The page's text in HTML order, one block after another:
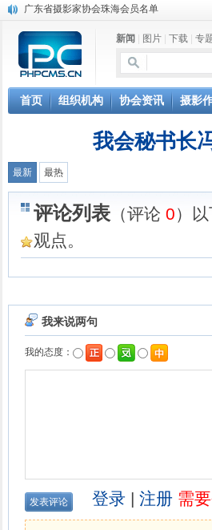
广东省摄影家协会珠海会员名单
珠海市摄影家协会2018年度会员信息
珠海市摄影家协会2019年上半年新入会会员
珠海市摄影家协会2019年下半年 新会员入会
2019年广东省摄影家协会新会员名单（珠海
珠海市摄影家协会2021年 新会员入会名单
中国摄影家协会公布2020年度批次新会员
珠海市摄影家协会领导班子举行工作会议
2018珠海罗马尼亚摄影展摄影作品100幅
新闻 图片 下载 专
首页 组织机构 协会资讯 摄影
我会秘书长
最新 最热
评论列表 （评论 0）
观点。
我来说两句
我的态度：
登录 | 注册 需